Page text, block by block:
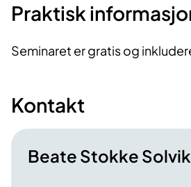
Praktisk
Seminaret er gratis og
Kontakt
Beate Stokke Solvik